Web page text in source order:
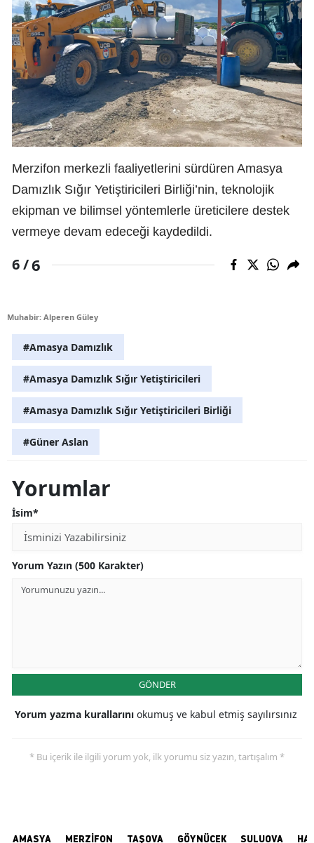
Merzifon merkezli faaliyetlerini sürdüren Amasya
Damızlık Sığır Yetiştiricileri Birliği’nin, teknolojik
ekipman ve bilimsel yöntemlerle üreticilere destek
vermeye devam edeceği kaydedildi.
6 /6
Muhabir: Alperen Güley
#Amasya Damızlık
#Amasya Damızlık Sığır Yetiştiricileri
#Amasya Damızlık Sığır Yetiştiricileri Birliği
#Güner Aslan
Yorumlar
İsim*
Yorum Yazın (500 Karakter)
GÖNDER
Yorum yazma kurallarını okumuş ve kabul etmiş sayılırsınız
* Bu içerik ile ilgili yorum yok, ilk yorumu siz yazın, tartışalım *
AMASYA MERZİFON TAŞOVA GÖYNÜCEK SULUOVA